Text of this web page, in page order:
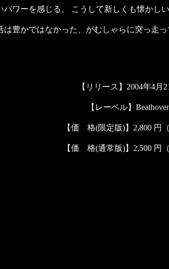
ワーを感じる。 こうして新しくも懐かし
豊かではなかった、がむしゃらに突っ走
【リリース】2004年4月
【レーベル】
【価 格(限定版)】2,800 円（
【価 格(通常版)】2,500 円（